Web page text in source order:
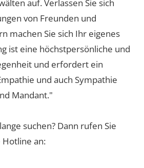
auf. Verlassen Sie sich
von Freunden und
machen Sie sich Ihr eigenes
ist eine höchstpersönliche und
und erfordert ein
und auch Sympathie
Mandant."
suchen? Dann rufen Sie
an: